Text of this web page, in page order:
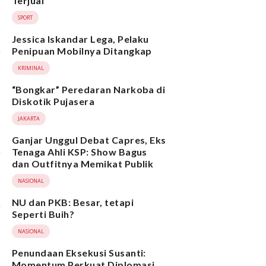
SPORT
Jessica Iskandar Lega, Pelaku
Penipuan Mobilnya Ditangkap
KRIMINAL
“Bongkar” Peredaran Narkoba di
Diskotik Pujasera
JAKARTA
Ganjar Unggul Debat Capres, Eks
Tenaga Ahli KSP: Show Bagus
dan Outfitnya Memikat Publik
NASIONAL
NU dan PKB: Besar, tetapi
Seperti Buih?
NASIONAL
Penundaan Eksekusi Susanti: